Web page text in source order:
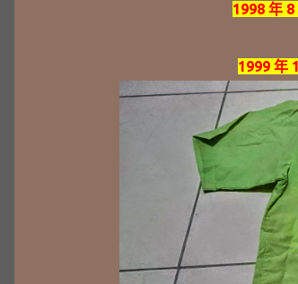
1998 年 8
1999 年